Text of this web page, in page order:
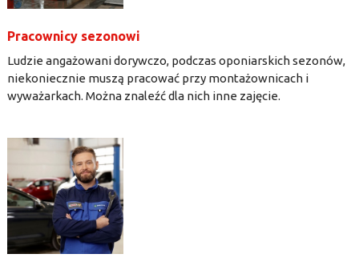
Pracownicy sezonowi
Ludzie angażowani dorywczo, podczas oponiarskich sezonów,
niekoniecznie muszą pracować przy montażownicach i
wyważarkach. Można znaleźć dla nich inne zajęcie.